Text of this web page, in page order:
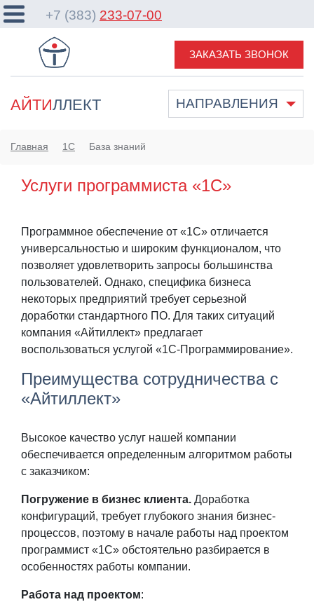
НАПРАВЛЕНИЯ
АЙТИЛЛЕКТ
+7 (383) 233-07-00
ЗАКАЗАТЬ ЗВОНОК
Главная 1С База знаний
Услуги программиста «1С»
Программное обеспечение от «1С» отличается
универсальностью и широким функционалом, что
позволяет удовлетворить запросы большинства
пользователей. Однако, специфика бизнеса
некоторых предприятий требует серьезной
доработки стандартного ПО. Для таких ситуаций
компания «Айтиллект» предлагает
воспользоваться услугой «1С-Программирование».
Преимущества сотрудничества с
«Айтиллект»
Высокое качество услуг нашей компании
обеспечивается определенным алгоритмом работы
с заказчиком:
Погружение в бизнес клиента. Доработка
конфигураций, требует глубокого знания бизнес-
процессов, поэтому в начале работы над проектом
программист «1С» обстоятельно разбирается в
особенностях работы компании.
Работа над проектом: